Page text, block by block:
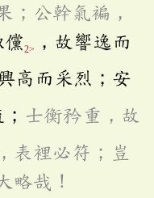
；公幹氣褊，
儻2>
，故響逸而
高而采烈；安
士衡矜重，故
表裡必符；豈
略哉！